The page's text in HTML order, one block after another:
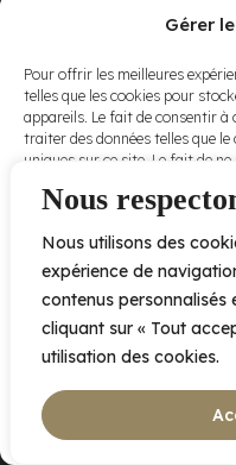
Nous
Nous utilisons des
expérience de
contenus
cliquant sur « Tout
utilisation des cookies.
Gérer
Pour offrir les meilleures
telles que les cookies pour
appareils. Le fait de consentir
traiter des données telles que
uniques sur ce site. Le fait de
et fonctions.
conditions
d’utilisationet
nospolitiques
de
confidentialité .
2005 av.